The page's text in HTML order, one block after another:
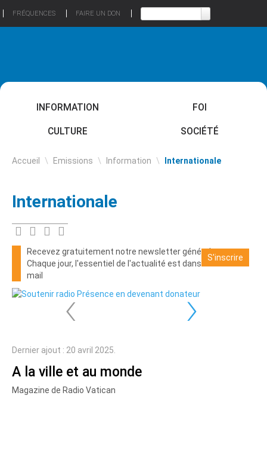
FRÉQUENCES FAIRE UN DON
INFORMATION FOI
CULTURE SOCIÉTÉ
Accueil \ Emissions \ Information \ Internationale
Internationale
Recevez gratuitement notre newsletter générale
Chaque jour, l'essentiel de l'actualité est dans votre boite
mail
S'inscrire
‹ ›
Dernier ajout : 20 avril 2025.
A la ville et au monde
Magazine de Radio Vatican